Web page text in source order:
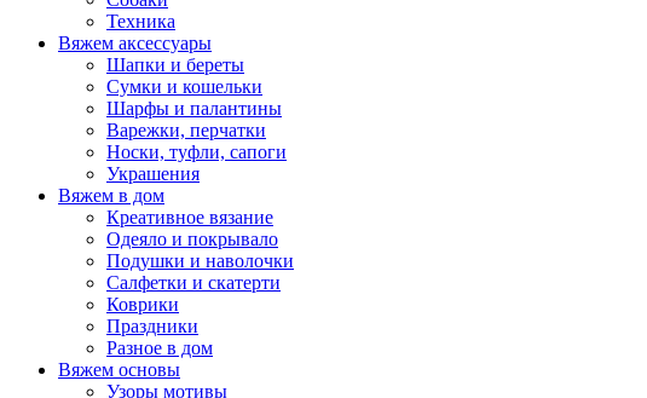
Техника
Вяжем аксессуары
Шапки и береты
Сумки и кошельки
Шарфы и палантины
Варежки, перчатки
Носки, туфли, сапоги
Украшения
Вяжем в дом
Креативное вязание
Одеяло и покрывало
Подушки и наволочки
Салфетки и скатерти
Коврики
Праздники
Разное в дом
Вяжем основы
Узоры мотивы